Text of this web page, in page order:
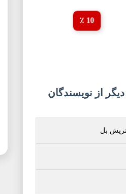
10 ٪
از نویسندگان
بل